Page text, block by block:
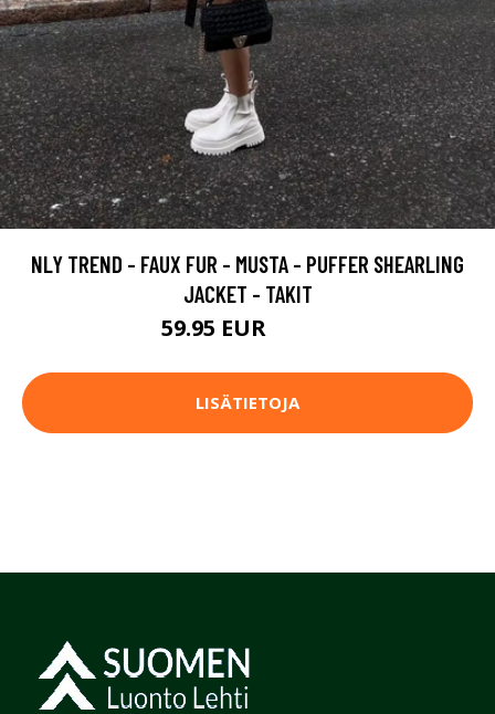
NLY TREND - FAUX FUR - MUSTA - PUFFER SHEARLING
JACKET - TAKIT
59.95 EUR
LISÄTIETOJA